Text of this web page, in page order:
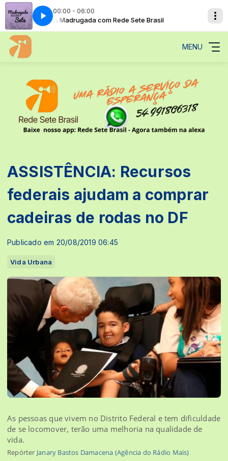
00:00 - 06:00
A Sua Madrugada com Rede Sete Brasil
MENU
ASSISTÊNCIA: Recursos
federais ajudam a comprar
cadeiras de rodas no DF
Publicado em 20/08/2019 06:45
Vida Urbana
As pessoas que vivem no Distrito Federal e tem dificuldade
de se locomover, terão uma melhoria na qualidade de
vida.
Repórter Janary Bastos Damacena (Agência do Rádio Mais)